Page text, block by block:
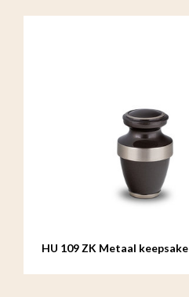
HU 109 ZK Metaal keepsake